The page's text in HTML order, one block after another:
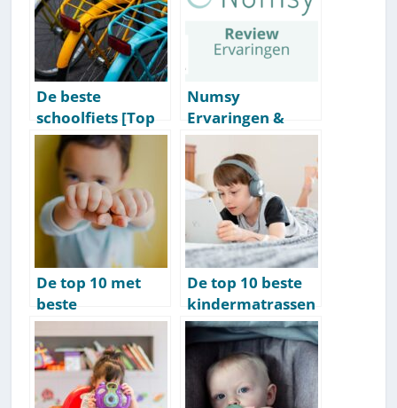
[Bizarre
Patronen]
De beste
schoolfiets [Top
10 Getest] [2026
Update]
Numsy
Ervaringen &
Review 2026 [De
Moeite Waard?]
De top 10 met
beste
drinkflessen voor
kinderen
De top 10 beste
kindermatrassen
[2026]